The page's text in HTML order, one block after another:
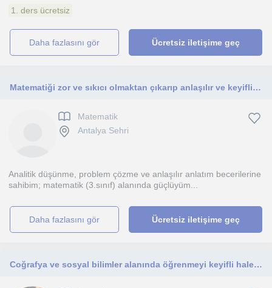
1. ders ücretsiz
daha fazlasını gör Ücretsiz iletişime geç
Matematiği zor ve sıkıcı olmaktan çıkarıp anlaşılır ve keyifli hale getirmeyi hedefleyen, sabırlı ve öğrenci odaklı bir eğitmeni
Matematik
Antalya Sehri
Analitik düşünme, problem çözme ve anlaşılır anlatım becerilerine
sahibim; matematik (3.sınıf) alanında güçlüyüm...
daha fazlasını gör Ücretsiz iletişime geç
Coğrafya ve sosyal bilimler alanında öğrenmeyi keyifli hale getiren, konuları günlük yaşamla ilişkilendirerek anlatırım